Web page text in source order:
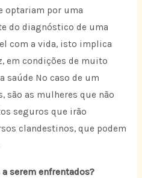
optariam por uma
do diagnóstico de uma
com a vida, isto implica
em condições de muito
saúde No caso de um
são as mulheres que não
seguros que irão
clandestinos, que podem
serem enfrentados?